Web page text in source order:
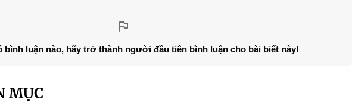
bình luận nào, hãy trở thành người đầu tiên bình luận cho bài biết này!
MỤC